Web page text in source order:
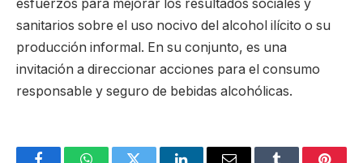
esfuerzos para mejorar los resultados sociales y
sanitarios sobre el uso nocivo del alcohol ilícito o su
producción informal. En su conjunto, es una
invitación a direccionar acciones para el consumo
responsable y seguro de bebidas alcohólicas.